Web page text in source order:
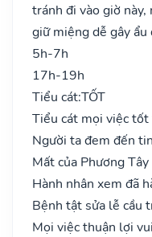
tránh đi vào giờ
giữ miệng dễ gây ẩu
5h-7h
17h-19h
Tiểu cát:TỐT
Tiểu cát mọi việc
Người ta đem đến
Mất của Phương
Hành nhân xem đã
Bệnh tật sửa lễ cầu
Mọi việc thuận lợi